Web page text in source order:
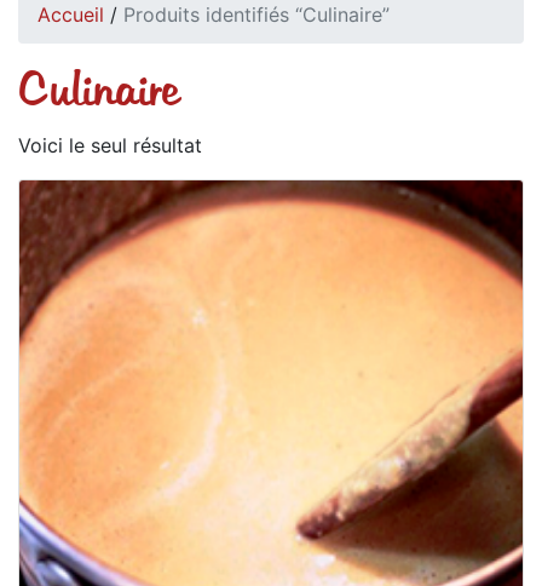
Accueil / Produits identifiés “Culinaire”
Culinaire
Voici le seul résultat